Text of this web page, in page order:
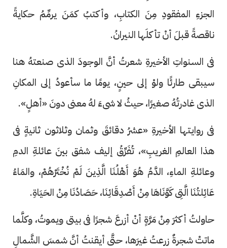
الجزءِ المفقودِ مِنَ الكتابِ، وأكتبُ كمَنَ يرمِّمُ حكايةً
ناقصةً قبلَ أنْ تأكلَها النيرانُ.
فى السنواتِ الأخيرةِ شعرتُ أنَّ الوجودَ الذى صنعتهُ هنا
سيبقى طارئًا ولوْ إلى حينٍ، يومًا ما سأعودُ إلى المكانِ
الذى غادرتُهُ صغيرًا، حيثُ لا شىءَ لهُ معنى دونَ «أهلٍ».
فى روايتها الأخيرةِ «عشرُ دقائقَ وثمان وثلاثون ثانيةٍ فى
هذا العالمِ الغريبِ»، تُفَرِّقُ إليف شفق بينَ عائلةِ الدمِ
وعائلةِ الماءِ، الدَّمُ هُوَ أَهْلُنَا الَّذِينَ لَمْ نُخْتَرْهُمْ، والمَاءُ
عَائِلتُنَا الَّتِى كَوَّنَاهَا مِنْ أَصْدِقَائِنَا، حَصَادُنَا مِنْ الحَيَاةِ.
حاولتُ أكثرَ مِنْ مَرَّةٍ أنْ أزرعَ شجرًا فى بيتى ويموتُ، وكلَّما
ماتتْ شجرةٌ زرعتُ غيرَها، حتَّى أيقنتُ أنَّ شمسَ الشَّمالِ